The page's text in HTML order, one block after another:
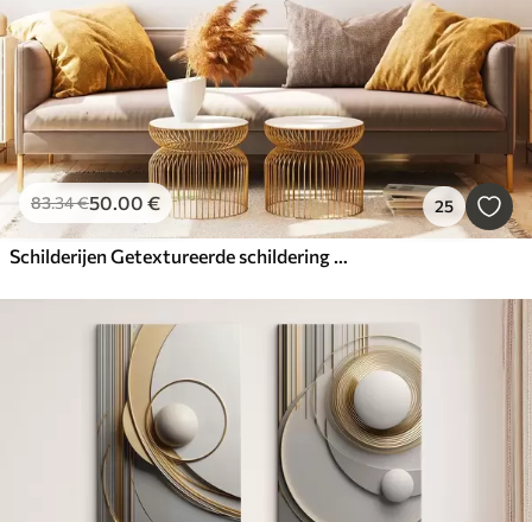
83.34€50.00 € 25
Schilderijen Getextureerde schildering met beige en witte vormen